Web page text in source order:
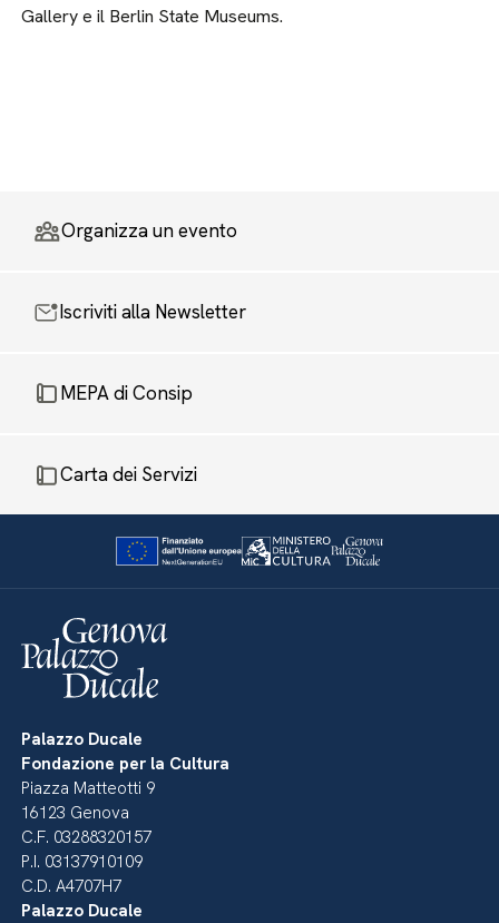
Gallery e il Berlin State Museums.
Organizza un evento
Iscriviti alla Newsletter
MEPA di Consip
Carta dei Servizi
Palazzo Ducale
Fondazione per la Cultura
Piazza Matteotti 9
16123 Genova
C.F. 03288320157
P.I. 03137910109
C.D. A4707H7
Palazzo Ducale